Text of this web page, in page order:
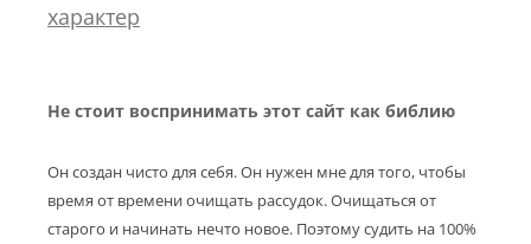
характер
Не стоит воспринимать этот сайт как библию
Он создан чисто для себя. Он нужен мне для того, чтобы
время от времени очищать рассудок. Очищаться от
старого и начинать нечто новое. Поэтому судить на 100%